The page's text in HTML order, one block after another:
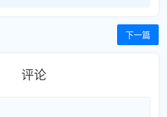
下一篇
评论